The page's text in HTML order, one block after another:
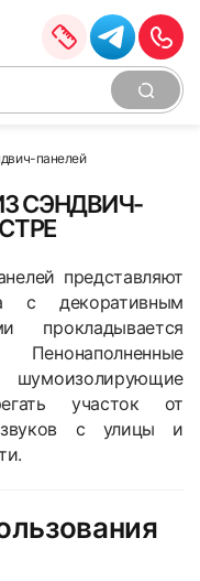
панелей
СЭНДВИЧ-
представляют
с декоративным
прокладывается
шумоизолирующие
участок от
звуков с улицы и